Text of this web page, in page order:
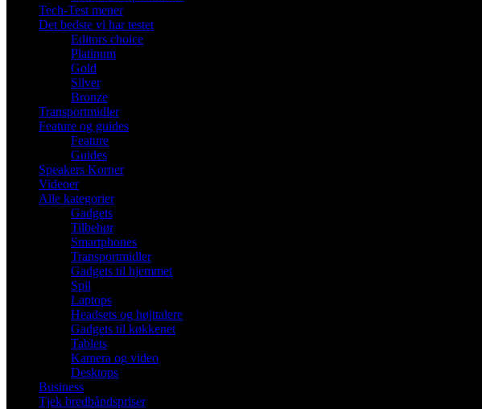
Tech-Test mener
Det bedste vi har testet
Editors choice
Platinum
Gold
Silver
Bronze
Transportmidler
Feature og guides
Feature
Guides
Speakers Korner
Videoer
Alle kategorier
Gadgets
Tilbehør
Smartphones
Transportmidler
Gadgets til hjemmet
Spil
Laptops
Headsets og højttalere
Gadgets til køkkenet
Tablets
Kamera og video
Desktops
Business
Tjek bredbåndspriser